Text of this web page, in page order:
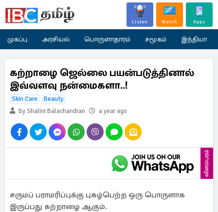
Listen Watch Apps
முகப்பு அரசியல் பொருளாதாரம் சமூகம் இந்தியா
கற்றாழை ஜெல்லை பயன்படுத்தினால்
இவ்வளவு நன்மைகளா..!
Skin Care
Beauty
By Shalini Balachandran
a year ago
விளம்பரம்
சருமப் பராமரிப்புக்கு புகழ்பெற்ற ஒரு பொருளாக
இருப்பது கற்றாழை ஆகும்.